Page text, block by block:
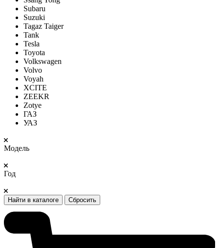
Subaru
Suzuki
Tagaz Taiger
Tank
Tesla
Toyota
Volkswagen
Volvo
Voyah
XCITE
ZEEKR
Zotye
ГАЗ
УАЗ
Модель
Год
Найти в каталоге Сбросить